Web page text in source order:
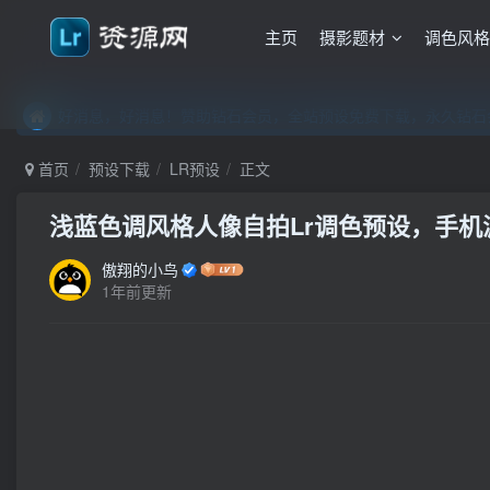
主页 摄影题材 调色风格
好消息，好消息！赞助钻石会员，全站预设免费下载，永久
首页 预设下载 LR预设 正文
浅蓝色调风格人像自拍Lr调色预设，手
傲翔的小鸟
1年前更新